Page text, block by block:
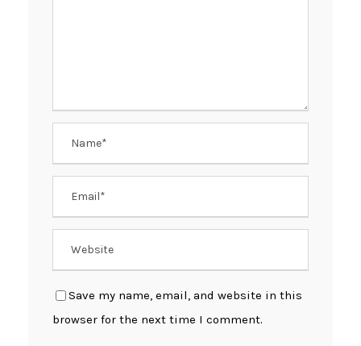
Save my name, email, and website in this
browser for the next time I comment.